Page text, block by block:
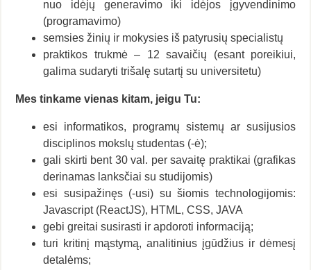
nuo ​​idėjų generavimo iki idėjos įgyvendinimo
(programavimo)
semsies žinių ir mokysies iš patyrusių specialistų
praktikos trukmė – 12 savaičių (esant poreikiui,
galima sudaryti trišalę sutartį su universitetu)
Mes tinkame vienas kitam, jeigu Tu:
esi informatikos, programų sistemų ar susijusios
disciplinos mokslų studentas (-ė);
gali skirti bent 30 val. per savaitę praktikai (grafikas
derinamas lanksčiai su studijomis)
esi susipažinęs (-usi) su šiomis technologijomis:
Javascript (ReactJS), HTML, CSS, JAVA
gebi greitai susirasti ir apdoroti informaciją;
turi kritinį mąstymą, analitinius įgūdžius ir dėmesį
detalėms;